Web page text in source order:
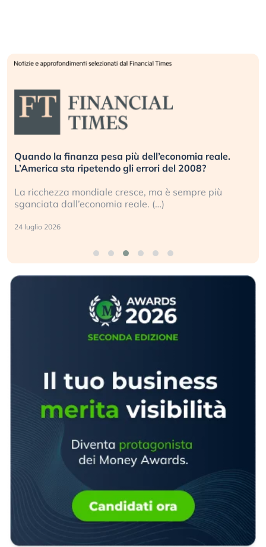
Quando la finanza pesa più dell’economia reale.
L’America sta ripetendo gli errori del 2008?
La ricchezza mondiale cresce, ma è sempre più
sganciata dall’economia reale. (…)
24 luglio 2026